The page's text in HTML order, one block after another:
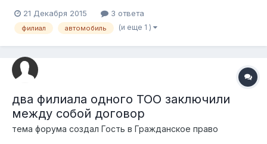
(распоряжение) о выделении и передаче транспортного
средства своему структурному подразделению или другому
21 Декабря 2015 3 ответа
филиал автомобиль (и еще 1 )
два филиала одного ТОО заключили
между собой договор
тема форума создал Гость в Гражданское право